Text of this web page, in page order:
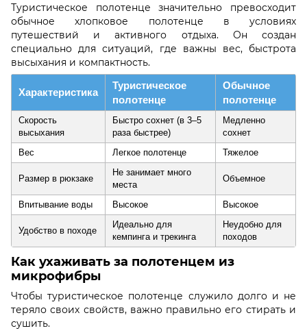
Туристическое полотенце значительно превосходит
обычное хлопковое полотенце в условиях
путешествий и активного отдыха. Он создан
специально для ситуаций, где важны вес, быстрота
высыхания и компактность.
Характеристика
Туристическое
полотенце
Обычное
полотенце
Скорость
высыхания
Быстро сохнет (в 3–5
раза быстрее)
Медленно
сохнет
Вес
Легкое полотенце Тяжелое
Размер в рюкзаке
Не занимает много
места
Объемное
Впитывание воды Высокое Высокое
Удобство в походе
Идеально для
кемпинга и трекинга
Неудобно для
походов
Как ухаживать за полотенцем из
микрофибры
Чтобы туристическое полотенце служило долго и не
теряло своих свойств, важно правильно его стирать и
сушить.